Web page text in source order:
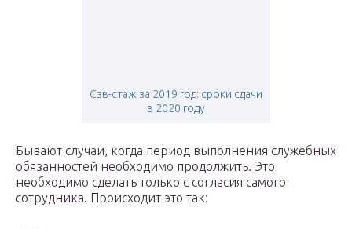
Сзв-стаж за 2019 год: сроки сдачи
в 2020 году
Бывают случаи, когда период выполнения служебных
обязанностей необходимо продолжить. Это
необходимо сделать только с согласия самого
сотрудника. Происходит это так: